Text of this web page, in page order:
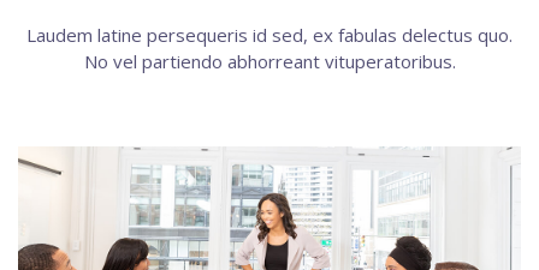
Laudem latine persequeris id sed, ex fabulas delectus quo.
No vel partiendo abhorreant vituperatoribus.